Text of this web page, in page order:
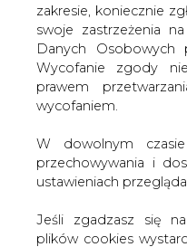
zakresie, koniecznie
swoje zastrzeżenia
Danych Osobowych
Wycofanie zgody
prawem
wycofaniem.
W dowolnym
przechowywania i
ustawieniach
Jeśli zgadzasz się
plików cookies
#Energetyka #
Artykuł powstał bez
Wydawca portalu CIRE
szkoleń treningowych LLM.
KOMENTARZE
TREŚĆ KOMENTARZA